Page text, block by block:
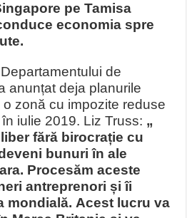
pe Tamisa
economia spre
de
anunțat deja planurile
zonă cu impozite reduse
iulie 2019. Liz Truss: „
fără birocrație cu
bunuri în ale
Procesăm aceste
antreprenori și îi
mondială. Acest lucru va